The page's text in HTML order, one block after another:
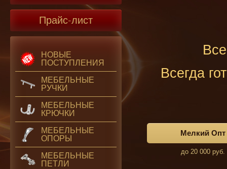
Всегда
Мелкий Опт
до 20 000 руб.
Прайс-лист
НОВЫЕ
ПОСТУПЛЕНИЯ
МЕБЕЛЬНЫЕ
РУЧКИ
МЕБЕЛЬНЫЕ
КРЮЧКИ
МЕБЕЛЬНЫЕ
ОПОРЫ
МЕБЕЛЬНЫЕ
ПЕТЛИ